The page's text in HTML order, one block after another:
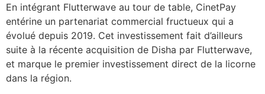
En intégrant Flutterwave au tour de table, CinetPay
entérine un partenariat commercial fructueux qui a
évolué depuis 2019. Cet investissement fait d’ailleurs
suite à la récente acquisition de Disha par Flutterwave,
et marque le premier investissement direct de la licorne
dans la région.